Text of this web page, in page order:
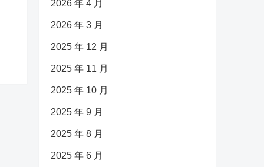
2026 年 4 月
2026 年 3 月
2025 年 12 月
2025 年 11 月
2025 年 10 月
2025 年 9 月
2025 年 8 月
2025 年 6 月